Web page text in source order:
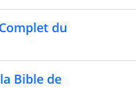
du
Bible de